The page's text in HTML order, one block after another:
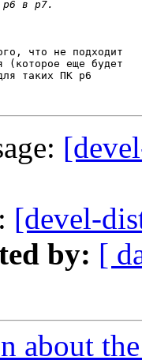
что не подходит
(которое еще будет
таких ПК р6
[devel-
by: [
about